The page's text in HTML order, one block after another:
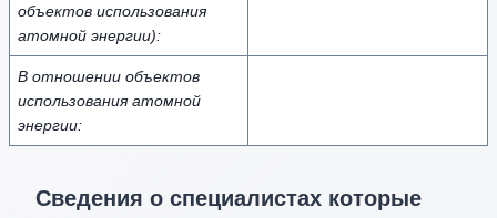
объектов использования
атомной энергии):
В отношении объектов
использования атомной
энергии:
Сведения о специалистах которые